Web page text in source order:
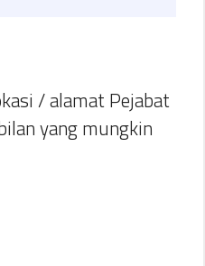
/ alamat Pejabat
yang mungkin